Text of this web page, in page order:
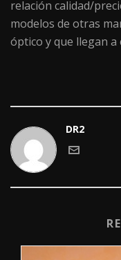
relación calidad/
modelos de otras
óptico y que llegan a
DR2